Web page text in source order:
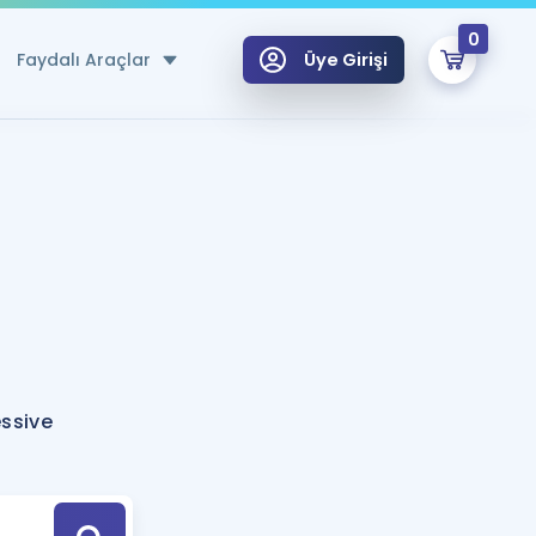
Faydalı Araçlar
Hesaplama Aracı
için Öneriler
Tek Takvimde
Üye Girişi
0
Hoca ile seni sınava hazırlayacak onlarca eğitim seni bekliyor!